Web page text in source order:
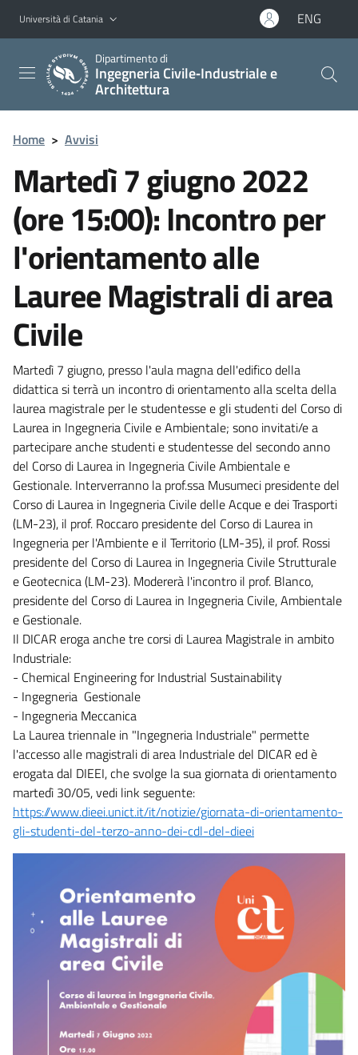
Vai al contenuto principale
Vai al menu di navigazione
Università di Catania ENG
Dipartimento di
Ingegneria Civile‑Industriale e
Architettura
Home > Avvisi
Martedì 7 giugno 2022
(ore 15:00): Incontro per
l'orientamento alle
Lauree Magistrali di area
Civile
Martedì 7 giugno, presso l'aula magna dell'edifico della
didattica si terrà un incontro di orientamento alla scelta della
laurea magistrale per le studentesse e gli studenti del Corso di
Laurea in Ingegneria Civile e Ambientale; sono invitati/e a
partecipare anche studenti e studentesse del secondo anno
del Corso di Laurea in Ingegneria Civile Ambientale e
Gestionale. Interverranno la prof.ssa Musumeci presidente del
Corso di Laurea in Ingegneria Civile delle Acque e dei Trasporti
(LM-23), il prof. Roccaro presidente del Corso di Laurea in
Ingegneria per l'Ambiente e il Territorio (LM-35), il prof. Rossi
presidente del Corso di Laurea in Ingegneria Civile Strutturale
e Geotecnica (LM-23). Modererà l'incontro il prof. Blanco,
presidente del Corso di Laurea in Ingegneria Civile, Ambientale
e Gestionale.
Il DICAR eroga anche tre corsi di Laurea Magistrale in ambito
Industriale:
- Chemical Engineering for Industrial Sustainability
- Ingegneria Gestionale
- Ingegneria Meccanica
La Laurea triennale in "Ingegneria Industriale" permette
l'accesso alle magistrali di area Industriale del DICAR ed è
erogata dal DIEEI, che svolge la sua giornata di orientamento
martedì 30/05, vedi link seguente:
https://www.dieei.unict.it/it/notizie/giornata-di-orientamento-
gli-studenti-del-terzo-anno-dei-cdl-del-dieei